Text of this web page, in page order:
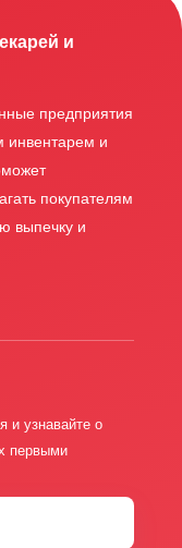
и
предприятия
инвентарем и
покупателям
выпечку и
и узнавайте о
первыми